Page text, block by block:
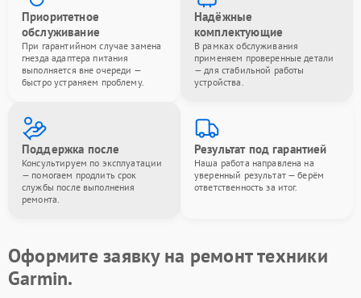
Приоритетное
обслуживание
При гарантийном случае замена
гнезда адаптера питания
выполняется вне очереди —
быстро устраняем проблему.
Надёжные
комплектующие
В рамках обслуживания
применяем проверенные детали
— для стабильной работы
устройства.
Поддержка после
Консультируем по эксплуатации
— помогаем продлить срок
службы после выполнения
ремонта.
Результат под гарантией
Наша работа направлена на
уверенный результат — берём
ответственность за итог.
Оформите заявку на ремонт техники
Garmin.